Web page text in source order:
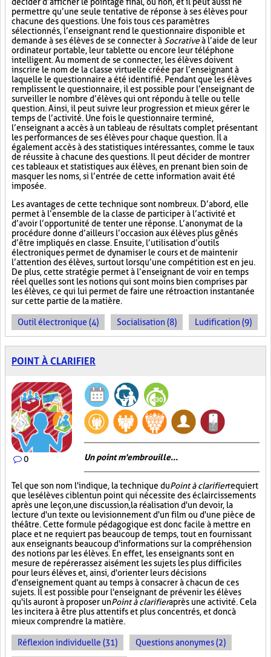
permettre qu’une seule tentative de réponse à ses élèves pour
chacune des questions. Une fois tous ces paramètres
sélectionnés, l’enseignant rend le questionnaire disponible et
demande à ses élèves de se connecter à Socrativeà l’aide de leur
ordinateur portable, leur tablette ou encore leur téléphone
intelligent. Au moment de se connecter, les élèves doivent
inscrire le nom de la classe virtuelle créée par l’enseignant à
laquelle le questionnaire a été identifié. Pendant que les élèves
remplissent le questionnaire, il est possible pour l’enseignant de
surveiller le nombre d’élèves qui ont répondu à telle ou telle
question. Ainsi, il peut suivre leur progression et mieux gérer le
temps de l’activité. Une fois le questionnaire terminé,
l’enseignant a accès à un tableau de résultats complet présentant
les performances de ses élèves pour chaque question. Il a
également accès à des statistiques intéressantes, comme le taux
de réussite à chacune des questions. Il peut décider de montrer
ces tableaux et statistiques aux élèves, en prenant bien soin de
masquer les noms, si l’entrée de cette information avait été
imposée.
Les avantages de cette technique sont nombreux. D’abord, elle
permet à l’ensemble de la classe de participer à l’activité et
d’avoir l’opportunité de tenter une réponse. L’anonymat de la
procédure donne d’ailleurs l’occasion aux élèves plus gênés
d’être impliqués en classe. Ensuite, l’utilisation d’outils
électroniques permet de dynamiser le cours et de maintenir
l’attention des élèves, surtout lorsqu’une compétition est en jeu.
De plus, cette stratégie permet à l’enseignant de voir en temps
réel quelles sont les notions qui sont moins bien comprises par
les élèves, ce qui lui permet de faire une rétroaction instantanée
sur cette partie de la matière.
Outil électronique (4) Socialisation (8) Ludification (9)
POINT À CLARIFIER
0 Un point m'embrouille...
Tel que son nom l'indique, la technique duPoint à clarifierrequiert
que les élèves ciblent un point qui nécessite des éclaircissements
après une leçon, une discussion, la réalisation d'un devoir, la
lecture d'un texte ou le visionnement d'un film ou d'une pièce de
théâtre. Cette formule pédagogique est donc facile à mettre en
place et ne requiert pas beaucoup de temps, tout en fournissant
aux enseignants beaucoup d'informations sur la compréhension
des notions par les élèves. En effet, les enseignants sont en
mesure de repérer assez aisément les sujets les plus difficiles
pour leurs élèves et, ainsi, d'orienter leurs décisions
d'enseignement quant au temps à consacrer à chacun de ces
sujets. Il est possible pour l'enseignant de prévenir les élèves
qu'ils auront à proposer unPoint à clarifieraprès une activité. Cela
les incitera à être plus attentifs et plus concentrés, et donc à
mieux comprendre la matière.
Réflexion individuelle (31) Questions anonymes (2)